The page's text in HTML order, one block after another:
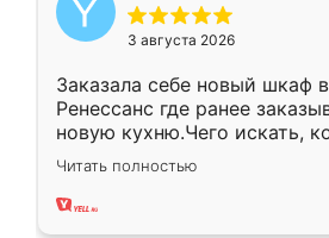
3 августа 2026
Заказала себе новый шкаф
Ренессанс где ранее
новую кухню.Чего искать,
вполне довольна. Служит
два года, нареканий нет.
Читать полностью